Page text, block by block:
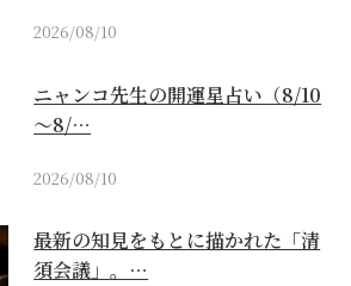
2026/08/10
ニャンコ先生の開運星占い（8/10
～8/…
2026/08/10
最新の知見をもとに描かれた「清
須会議」。…